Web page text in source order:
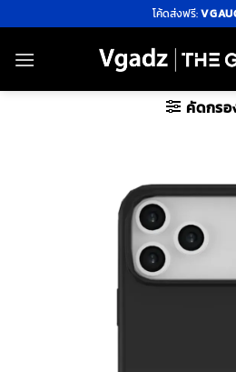
ไป
ยัง
โค้ดส่งฟรี:
คัดกรอ